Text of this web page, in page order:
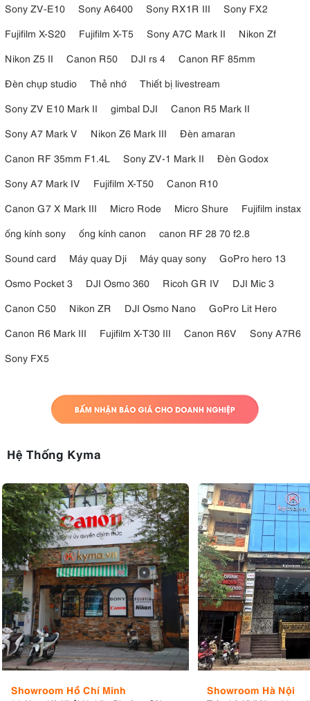
Sony ZV-E10
Sony A6400 Sony RX1R III
Sony FX2
Fujifilm X-S20
Fujifilm X-T5 Sony A7C Mark II
Nikon Zf
Nikon Z5 II
Canon R50 DJI rs 4
Canon RF 85mm
Đèn chụp studio
Thẻ nhớ
Thiết bị livestream
Sony ZV E10 Mark II
gimbal DJI
Canon R5 Mark II
Sony A7 Mark V
Nikon Z6 Mark III
Đèn amaran
Canon RF 35mm F1.4L
Sony ZV-1 Mark II
Đèn Godox
Sony A7 Mark IV
Fujifilm X-T50
Canon R10
Canon G7 X Mark III
Micro Rode Micro Shure
Fujifilm instax
ống kính sony
ống kính canon
canon RF 28 70 f2.8
Sound card
Máy quay Dji Máy quay sony
GoPro hero 13
Osmo Pocket 3
DJI Osmo 360 Ricoh GR IV
DJI Mic 3
Canon C50
Nikon ZR DJI Osmo Nano
GoPro Lit Hero
Canon R6 Mark III
Fujifilm X-T30 III Canon R6V
Sony A7R6
Sony FX5
Hệ Thống Kyma
Showroom Hồ Chí Minh Showroom Hà Nội